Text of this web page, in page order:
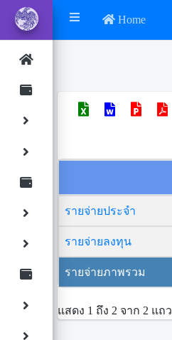
Home
รายจ่ายประจำ
รายจ่ายลงทุน
รายจ่ายภาพรวม
แสดง 1 ถึง 2 จาก 2 แถว